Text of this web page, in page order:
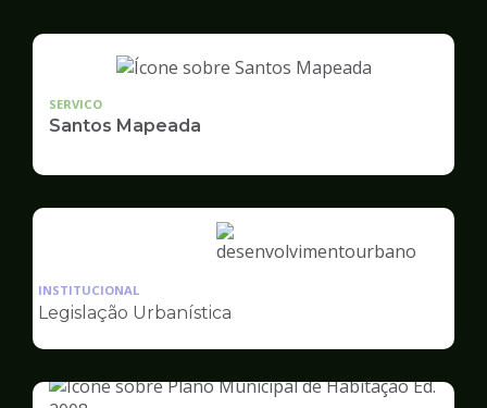
SERVICO
Santos Mapeada
Ilustração
Desenvolvimento
Urbano
INSTITUCIONAL
Legislação Urbanística